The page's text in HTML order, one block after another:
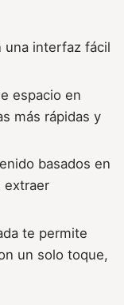
una interfaz fácil
espacio en
más rápidas y
basados en
extraer
te permite
un solo toque,